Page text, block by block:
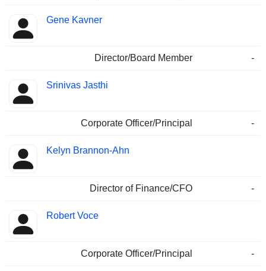
Gene Kavner
Director/Board Member -
Srinivas Jasthi
Corporate Officer/Principal -
Kelyn Brannon-Ahn
Director of Finance/CFO -
Robert Voce
Corporate Officer/Principal -